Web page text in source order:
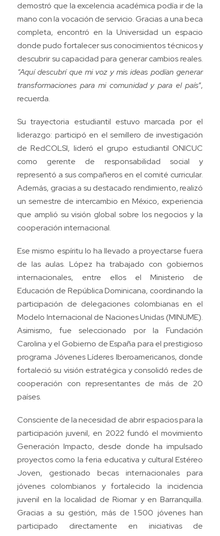
demostró que la excelencia académica podía ir de la
mano con la vocación de servicio. Gracias a una beca
completa, encontró en la Universidad un espacio
donde pudo fortalecer sus conocimientos técnicos y
descubrir su capacidad para generar cambios reales.
“Aquí descubrí que mi voz y mis ideas podían generar
transformaciones para mi comunidad y para el país”,
recuerda.
Su trayectoria estudiantil estuvo marcada por el
liderazgo: participó en el semillero de investigación
de RedCOLSI, lideró el grupo estudiantil ONICUC
como gerente de responsabilidad social y
representó a sus compañeros en el comité curricular.
Además, gracias a su destacado rendimiento, realizó
un semestre de intercambio en México, experiencia
que amplió su visión global sobre los negocios y la
cooperación internacional.
Ese mismo espíritu lo ha llevado a proyectarse fuera
de las aulas. López ha trabajado con gobiernos
internacionales, entre ellos el Ministerio de
Educación de República Dominicana, coordinando la
participación de delegaciones colombianas en el
Modelo Internacional de Naciones Unidas (MINUME).
Asimismo, fue seleccionado por la Fundación
Carolina y el Gobierno de España para el prestigioso
programa Jóvenes Líderes Iberoamericanos, donde
fortaleció su visión estratégica y consolidó redes de
cooperación con representantes de más de 20
países.
Consciente de la necesidad de abrir espacios para la
participación juvenil, en 2022 fundó el movimiento
Generación Impacto, desde donde ha impulsado
proyectos como la feria educativa y cultural Estéreo
Joven, gestionado becas internacionales para
jóvenes colombianos y fortalecido la incidencia
juvenil en la localidad de Riomar y en Barranquilla.
Gracias a su gestión, más de 1.500 jóvenes han
participado directamente en iniciativas de